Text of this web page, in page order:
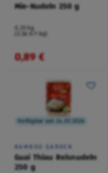
Mie-Nudeln 250 g
0,25 kg
(3,56 €/1 kg)
0,89 €
Verfügbar seit 24.07.2026
BAMBOO GARDEN
Guai Thiau Reisnudeln
250 g